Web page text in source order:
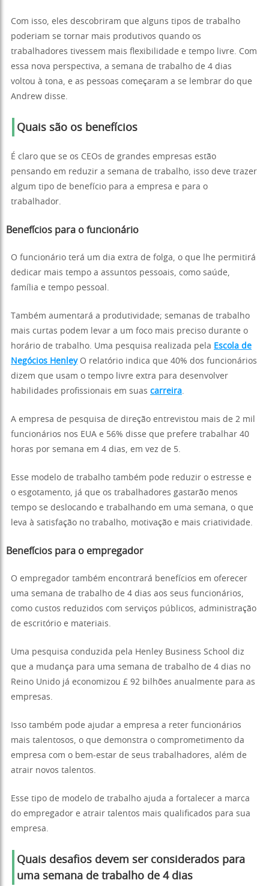
Com isso, eles descobriram que alguns tipos de trabalho
poderiam se tornar mais produtivos quando os
trabalhadores tivessem mais flexibilidade e tempo livre. Com
essa nova perspectiva, a semana de trabalho de 4 dias
voltou à tona, e as pessoas começaram a se lembrar do que
Andrew disse.
Quais são os benefícios
É claro que se os CEOs de grandes empresas estão
pensando em reduzir a semana de trabalho, isso deve trazer
algum tipo de benefício para a empresa e para o
trabalhador.
Benefícios para o funcionário
O funcionário terá um dia extra de folga, o que lhe permitirá
dedicar mais tempo a assuntos pessoais, como saúde,
família e tempo pessoal.
Também aumentará a produtividade; semanas de trabalho
mais curtas podem levar a um foco mais preciso durante o
horário de trabalho. Uma pesquisa realizada pela Escola de
Negócios HenleyO relatório indica que 40% dos funcionários
dizem que usam o tempo livre extra para desenvolver
habilidades profissionais em suas carreira
A empresa de pesquisa de direção entrevistou mais de 2 mil
funcionários nos EUA e 56% disse que prefere trabalhar 40
horas por semana em 4 dias, em vez de 5.
Esse modelo de trabalho também pode reduzir o estresse e
o esgotamento, já que os trabalhadores gastarão menos
tempo se deslocando e trabalhando em uma semana, o que
leva à satisfação no trabalho, motivação e mais criatividade.
Benefícios para o empregador
O empregador também encontrará benefícios em oferecer
uma semana de trabalho de 4 dias aos seus funcionários,
como custos reduzidos com serviços públicos, administração
de escritório e materiais.
Uma pesquisa conduzida pela Henley Business School diz
que a mudança para uma semana de trabalho de 4 dias no
Reino Unido já economizou £ 92 bilhões anualmente para as
empresas.
Isso também pode ajudar a empresa a reter funcionários
mais talentosos, o que demonstra o comprometimento da
empresa com o bem-estar de seus trabalhadores, além de
atrair novos talentos.
Esse tipo de modelo de trabalho ajuda a fortalecer a marca
do empregador e atrair talentos mais qualificados para sua
empresa.
Quais desafios devem ser considerados para
uma semana de trabalho de 4 dias